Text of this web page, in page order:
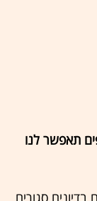
תאפשר לנו